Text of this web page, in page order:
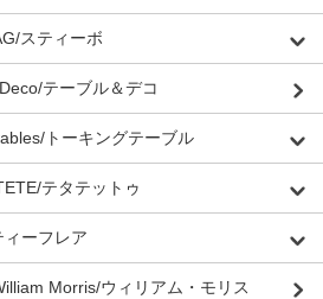
スティーボ
テーブル＆デコ
トーキングテーブル
テタテットゥ
ーフレア
Morris/ウィリアム・モリス